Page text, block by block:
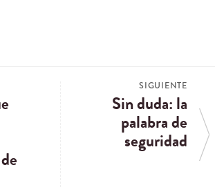
SIGUIENTE
Sin duda: la
palabra de
seguridad